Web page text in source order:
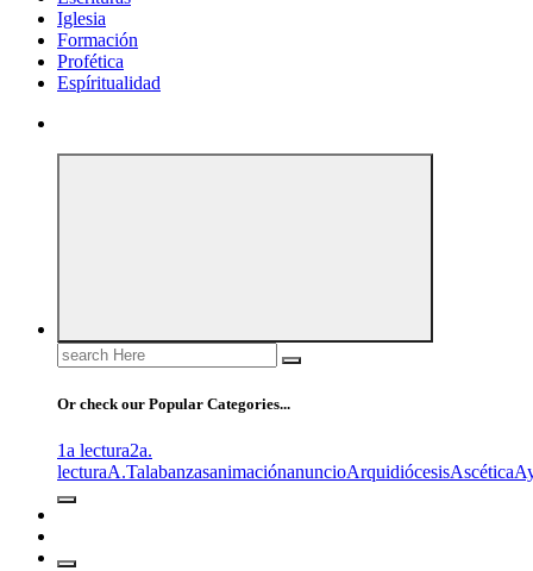
Iglesia
Formación
Profética
Espíritualidad
Search
for:
Or check our Popular Categories...
1a lectura2a.
lecturaA.TalabanzasanimaciónanuncioArquidiócesisAscética